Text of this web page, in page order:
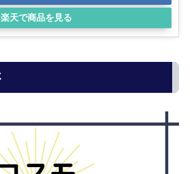
楽天で商品を見る